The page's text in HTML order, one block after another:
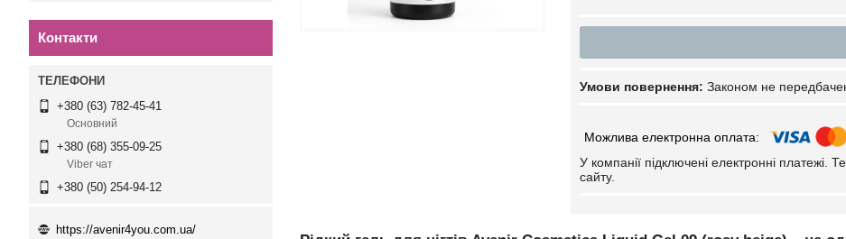
Законом не
У компанії підключені електронні
сайту.
Контакти
+380 (63) 782-45-41
Основний
+380 (68) 355-09-25
Viber чат
+380 (50) 254-94-12
https://avenir4you.com.ua/